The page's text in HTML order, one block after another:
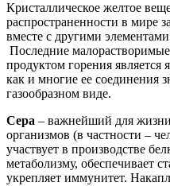
Кристаллическое желтое
распространенности в мире
вместе с другими
Последние
продуктом горения является
как и многие ее соединения
газообразном виде.
Сера – важнейший для
организмов (в частности –
участвует в производстве
метаболизму, обеспечивает
укрепляет иммунитет.